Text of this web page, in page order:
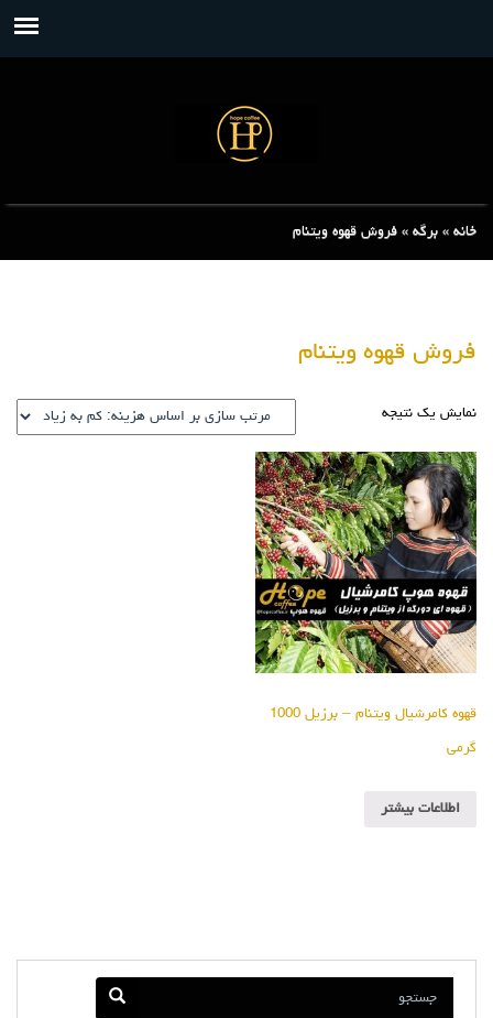
خانه » برگه » فروش قهوه ویتنام
فروش قهوه ویتنام
نمایش یک نتیجه
قهوه کامرشیال ویتنام – برزیل 1000
گرمی
اطلاعات بیشتر